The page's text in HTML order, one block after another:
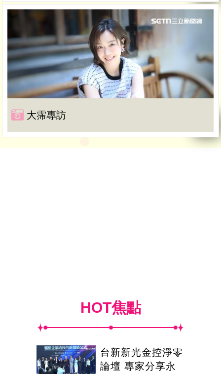
大霈專訪
HOT焦點
台新新光金控淨零
論壇 專家分享永